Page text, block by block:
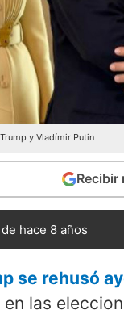
y Vladímir Putin
Recibir
hace 8 años
se rehusó
las